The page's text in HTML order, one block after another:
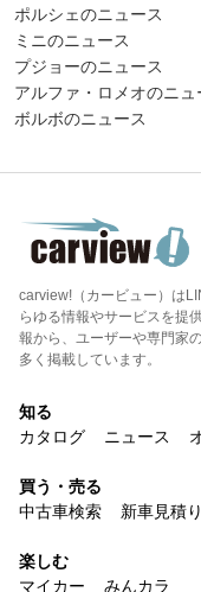
ポルシェのニュース
ミニのニュース
プジョーのニュース
アルファ・ロメオのニュ
ボルボのニュース
carview!（カービュー）は
らゆる情報やサービスを提
報から、ユーザーや専門家
多く掲載しています。
知る
カタログ
ニュース
買う・売る
中古車検索
新車見積り
楽しむ
マイカー
みんカラ